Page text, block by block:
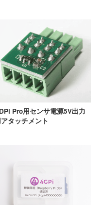
Pro用センサ電源5V出力
タッチメント